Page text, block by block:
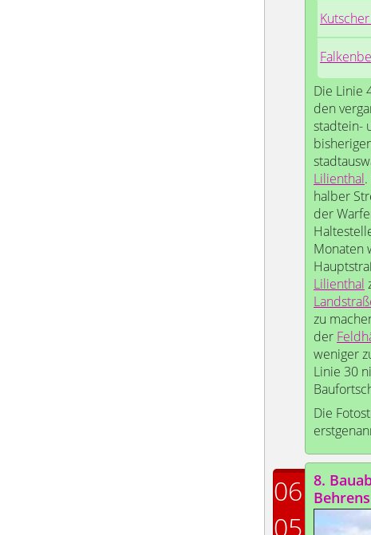
Die Linie
den
stadtein-
Lilienthal
halber
der
Monaten
Lilienthal
zu
der
weniger
Linie 30
Die
06
05
8.